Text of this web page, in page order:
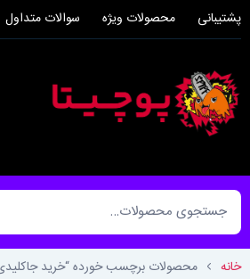
پشتیبانی محصولات ویژه سوالات متداول
خانه محصولات برچسب خورده “خرید